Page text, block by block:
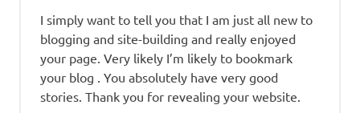
I simply want to tell you that I am just all new to
blogging and site-building and really enjoyed
your page. Very likely I’m likely to bookmark
your blog . You absolutely have very good
stories. Thank you for revealing your website.